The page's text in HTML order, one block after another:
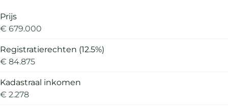
Prijs
€ 679.000
Registratierechten (12.5%)
€ 84.875
Kadastraal inkomen
€ 2.278